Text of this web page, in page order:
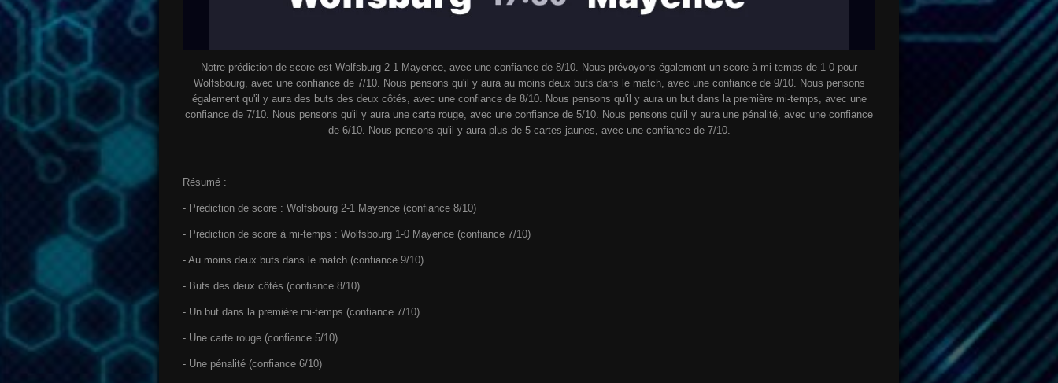
Notre prédiction de score est Wolfsburg 2-1 Mayence, avec une confiance de 8/10. Nous prévoyons également un score à mi-temps de 1-0 pour
Wolfsbourg, avec une confiance de 7/10. Nous pensons qu'il y aura au moins deux buts dans le match, avec une confiance de 9/10. Nous pensons
également qu'il y aura des buts des deux côtés, avec une confiance de 8/10. Nous pensons qu'il y aura un but dans la première mi-temps, avec une
confiance de 7/10. Nous pensons qu'il y aura une carte rouge, avec une confiance de 5/10. Nous pensons qu'il y aura une pénalité, avec une confiance
de 6/10. Nous pensons qu'il y aura plus de 5 cartes jaunes, avec une confiance de 7/10.
Résumé :
- Prédiction de score : Wolfsbourg 2-1 Mayence (confiance 8/10)
- Prédiction de score à mi-temps : Wolfsbourg 1-0 Mayence (confiance 7/10)
- Au moins deux buts dans le match (confiance 9/10)
- Buts des deux côtés (confiance 8/10)
- Un but dans la première mi-temps (confiance 7/10)
- Une carte rouge (confiance 5/10)
- Une pénalité (confiance 6/10)